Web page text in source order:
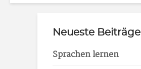
Neueste Beiträge
Sprachen lernen